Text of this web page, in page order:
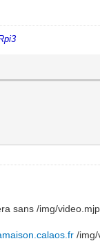
sans /img/
/img/